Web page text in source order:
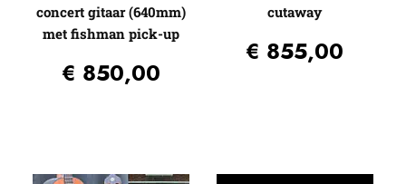
concert gitaar (640mm)
met fishman pick-up
€ 850,00
cutaway
€ 855,00